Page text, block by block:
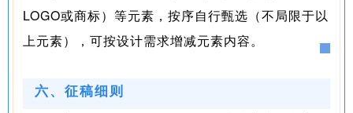
LOGO或商标）等元素，按序自行甄选（不局限于以
上元素），可按设计需求增减元素内容。
六、征稿细则